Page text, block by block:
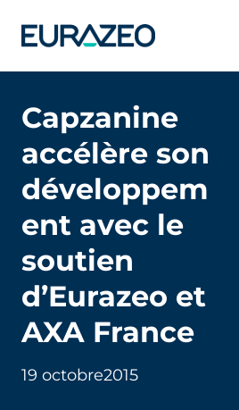
Capzanine
accélère son
développem
ent avec le
soutien
d’Eurazeo et
AXA France
19 octobre2015